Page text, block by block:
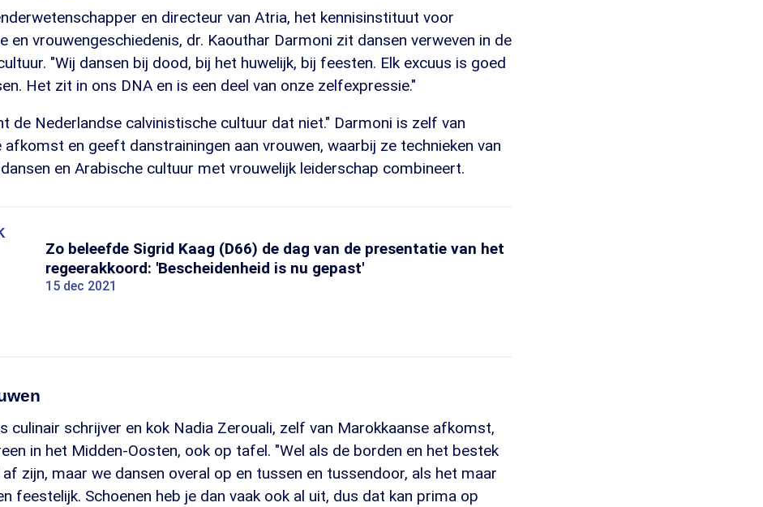
en directeur van Atria, het kennisinstituut voor
en vrouwengeschiedenis, dr. Kaouthar Darmoni zit dansen verweven in de
"Wij dansen bij dood, bij het huwelijk, bij feesten. Elk excuus is goed
Het zit in ons DNA en is een deel van onze zelfexpressie."
de Nederlandse calvinistische cultuur dat niet." Darmoni is zelf van
afkomst en geeft danstrainingen aan vrouwen, waarbij ze technieken van
en Arabische cultuur met vrouwelijk leiderschap combineert.
Zo beleefde Sigrid Kaag (D66) de dag van de presentatie van het
regeerakkoord: 'Bescheidenheid is nu gepast'
15 dec 2021
culinair schrijver en kok Nadia Zerouali, zelf van Marokkaanse afkomst,
in het Midden-Oosten, ook op tafel. "Wel als de borden en het bestek
zijn, maar we dansen overal op en tussen en tussendoor, als het maar
feestelijk. Schoenen heb je dan vaak ook al uit, dus dat kan prima op